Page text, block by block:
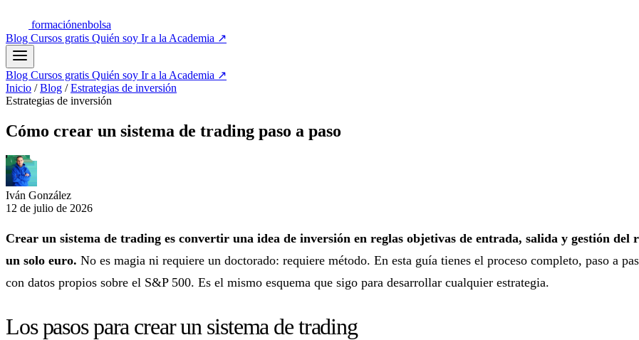
formaciónenbolsa
Blog Cursos gratis Quién soy Ir a la Academia ↗
Blog Cursos gratis Quién soy Ir a la Academia ↗
Inicio / Blog / Estrategias de inversión
Estrategias de inversión
Cómo crear un sistema de trading paso a paso
Iván González
12 de julio de 2026
Crear un sistema de trading es convertir una idea de inversión en reglas objetivas de entrada, salida y gestión
un solo euro. No es magia ni requiere un doctorado: requiere método. En esta guía tienes el proceso completo, paso a
con datos propios sobre el S&P 500. Es el mismo esquema que sigo para desarrollar cualquier estrategia.
Los pasos para crear un sistema de trading